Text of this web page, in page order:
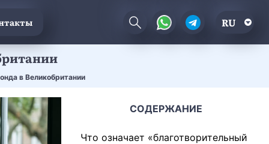
RU
в Великобритании
СОДЕРЖАНИЕ
Что означает «благотворительный